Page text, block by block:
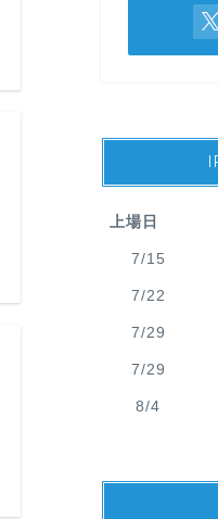
上場日
7/15
7/22
7/29
7/29
8/4